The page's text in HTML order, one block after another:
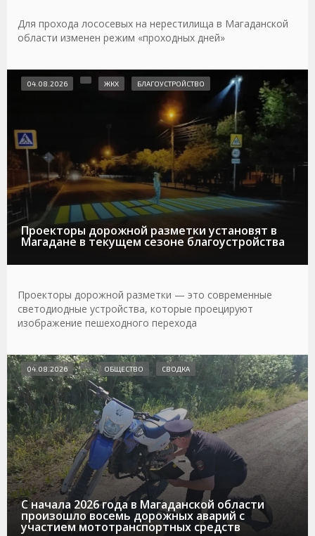
Для прохода лососевых на нерестилища в Магаданской
области изменен режим «проходных дней»
Проекторы дорожной разметки установят в
Магадане в текущем сезоне благоустройства
04.08.2026 ЖКХ БЛАГОУСТРОЙСТВО
Проекторы дорожной разметки — это современные
светодиодные устройства, которые проецируют
изображение пешеходного перехода
С начала 2026 года в Магаданской области
произошло восемь дорожных аварий с
участием мототранспортных средств
04.08.2026 ОБЩЕСТВО СВОДКА